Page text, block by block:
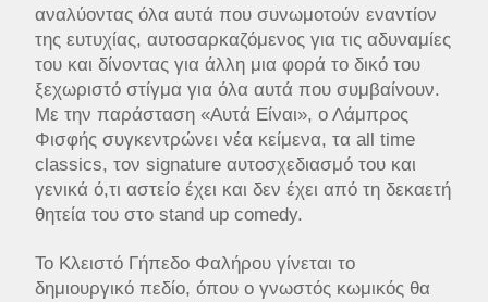
αναλύοντας όλα αυτά που συνωμοτούν εναντίον
της ευτυχίας, αυτοσαρκαζόμενος για τις αδυναμίες
του και δίνοντας για άλλη μια φορά το δικό του
ξεχωριστό στίγμα για όλα αυτά που συμβαίνουν.
Με την παράσταση «Αυτά Είναι», ο Λάμπρος
Φισφής συγκεντρώνει νέα κείμενα, τα all time
classics, τον signature αυτοσχεδιασμό του και
γενικά ό,τι αστείο έχει και δεν έχει από τη δεκαετή
θητεία του στο stand up comedy.
Το Κλειστό Γήπεδο Φαλήρου γίνεται το
δημιουργικό πεδίο, όπου ο γνωστός κωμικός θα